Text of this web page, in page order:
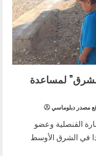
لمساعدة
مصدر دبلوماسي
القنصلية وعضو
في الشرق الأوسط